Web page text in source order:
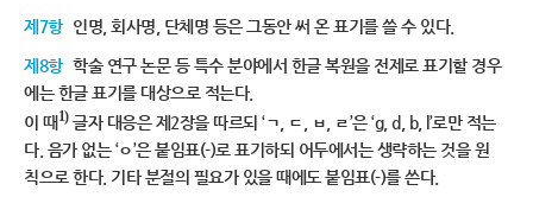
제7항 인명, 회사명, 단체명 등은 그동안 써 온 표기를 쓸 수 있다.
제8항 학술 연구 논문 등 특수 분야에서 한글 복원을 전제로 표기할 경우
에는 한글 표기를 대상으로 적는다.
이 때1)글자 대응은 제2장을 따르되 ‘ㄱ, ㄷ, ㅂ, ㄹ’은 ‘g, d, b, l’로만 적는
다. 음가 없는 ‘ㅇ’은 붙임표(-)로 표기하되 어두에서는 생략하는 것을 원
칙으로 한다. 기타 분절의 필요가 있을 때에도 붙임표(-)를 쓴다.